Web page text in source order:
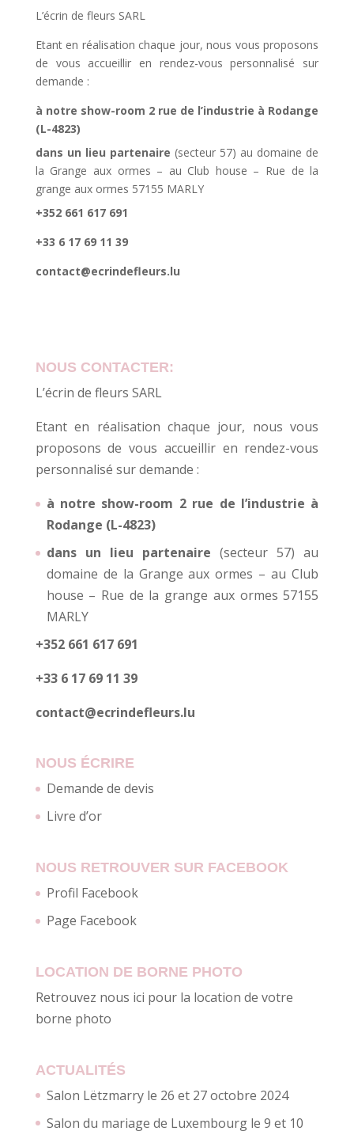
L’écrin de fleurs SARL
Etant en réalisation chaque jour, nous vous proposons
de vous accueillir en rendez-vous personnalisé sur
demande :
à notre show-room 2 rue de l’industrie à Rodange
(L-4823)
dans un lieu partenaire (secteur 57) au domaine de
la Grange aux ormes – au Club house – Rue de la
grange aux ormes 57155 MARLY
+352 661 617 691
+33 6 17 69 11 39
contact@ecrindefleurs.lu
NOUS CONTACTER:
L’écrin de fleurs SARL
Etant en réalisation chaque jour, nous vous
proposons de vous accueillir en rendez-vous
personnalisé sur demande :
à notre show-room 2 rue de l’industrie à
Rodange (L-4823)
dans un lieu partenaire (secteur 57) au
domaine de la Grange aux ormes – au Club
house – Rue de la grange aux ormes 57155
MARLY
+352 661 617 691
+33 6 17 69 11 39
contact@ecrindefleurs.lu
NOUS ÉCRIRE
Demande de devis
Livre d’or
NOUS RETROUVER SUR FACEBOOK
Profil Facebook
Page Facebook
LOCATION DE BORNE PHOTO
Retrouvez nous ici pour la location de votre
borne photo
ACTUALITÉS
Salon Lëtzmarry le 26 et 27 octobre 2024
Salon du mariage de Luxembourg le 9 et 10